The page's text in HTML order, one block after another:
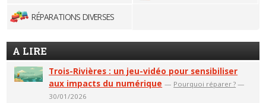
RÉPARATIONS DIVERSES
A LIRE
Trois-Rivières : un jeu-vidéo pour sensibiliser
aux impacts du numérique — Pourquoi réparer ? —
30/01/2026